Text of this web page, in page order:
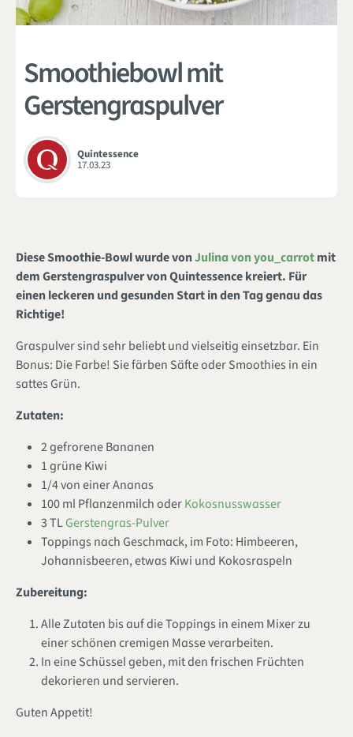
Smoothiebowl mit
Gerstengraspulver
Quintessence
17.03.23
Diese Smoothie-Bowl wurde vonJulina von you_carrotmit
dem Gerstengraspulver von Quintessence kreiert. Für
einen leckeren und gesunden Start in den Tag genau das
Richtige!
Graspulver sind sehr beliebt und vielseitig einsetzbar. Ein
Bonus: Die Farbe! Sie färben Säfte oder Smoothies in ein
sattes Grün.
Zutaten:
2 gefrorene Bananen
1 grüne Kiwi
1/4 von einer Ananas
100 ml Pflanzenmilch oderKokosnusswasser
3 TLGerstengras-Pulver
Toppings nach Geschmack, im Foto: Himbeeren,
Johannisbeeren, etwas Kiwi und Kokosraspeln
Zubereitung:
Alle Zutaten bis auf die Toppings in einem Mixer zu
einer schönen cremigen Masse verarbeiten.
In eine Schüssel geben, mit den frischen Früchten
dekorieren und servieren.
Guten Appetit!